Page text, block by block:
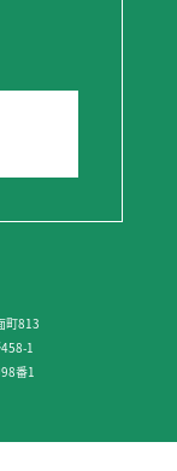
町813
1
番1